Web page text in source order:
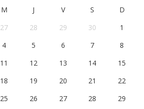
M J V S
D
27 28 29 30
1
4 5 6 7
8
11 12 13 14
15
18 19 20 21
22
25 26 27 28
29